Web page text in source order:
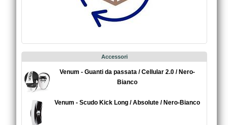
Accessori
Venum - Guanti da passata / Cellular 2.0 / Nero-
Bianco
Venum - Scudo Kick Long / Absolute / Nero-Bianco